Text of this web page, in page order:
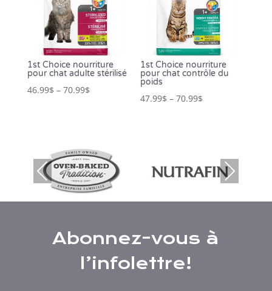
1st Choice nourriture
pour chat adulte stérilisé
46.99$ – 70.99$
1st Choice nourriture
pour chat contrôle du
poids
47.99$ –70.99$
Prev
ious
Nex
t
Abonnez-vous à
l’infolettre!